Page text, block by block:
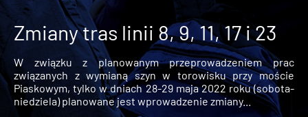
Zmiany tras linii 8, 9, 11, 17 i 23
W związku z planowanym przeprowadzeniem prac
związanych z wymianą szyn w torowisku przy moście
Piaskowym, tylko w dniach 28-29 maja 2022 roku (sobota-
niedziela) planowane jest wprowadzenie zmiany...